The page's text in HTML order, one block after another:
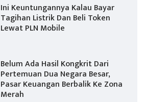
Ini Keuntungannya Kalau Bayar
Tagihan Listrik Dan Beli Token
Lewat PLN Mobile
Belum Ada Hasil Kongkrit Dari
Pertemuan Dua Negara Besar,
Pasar Keuangan Berbalik Ke Zona
Merah